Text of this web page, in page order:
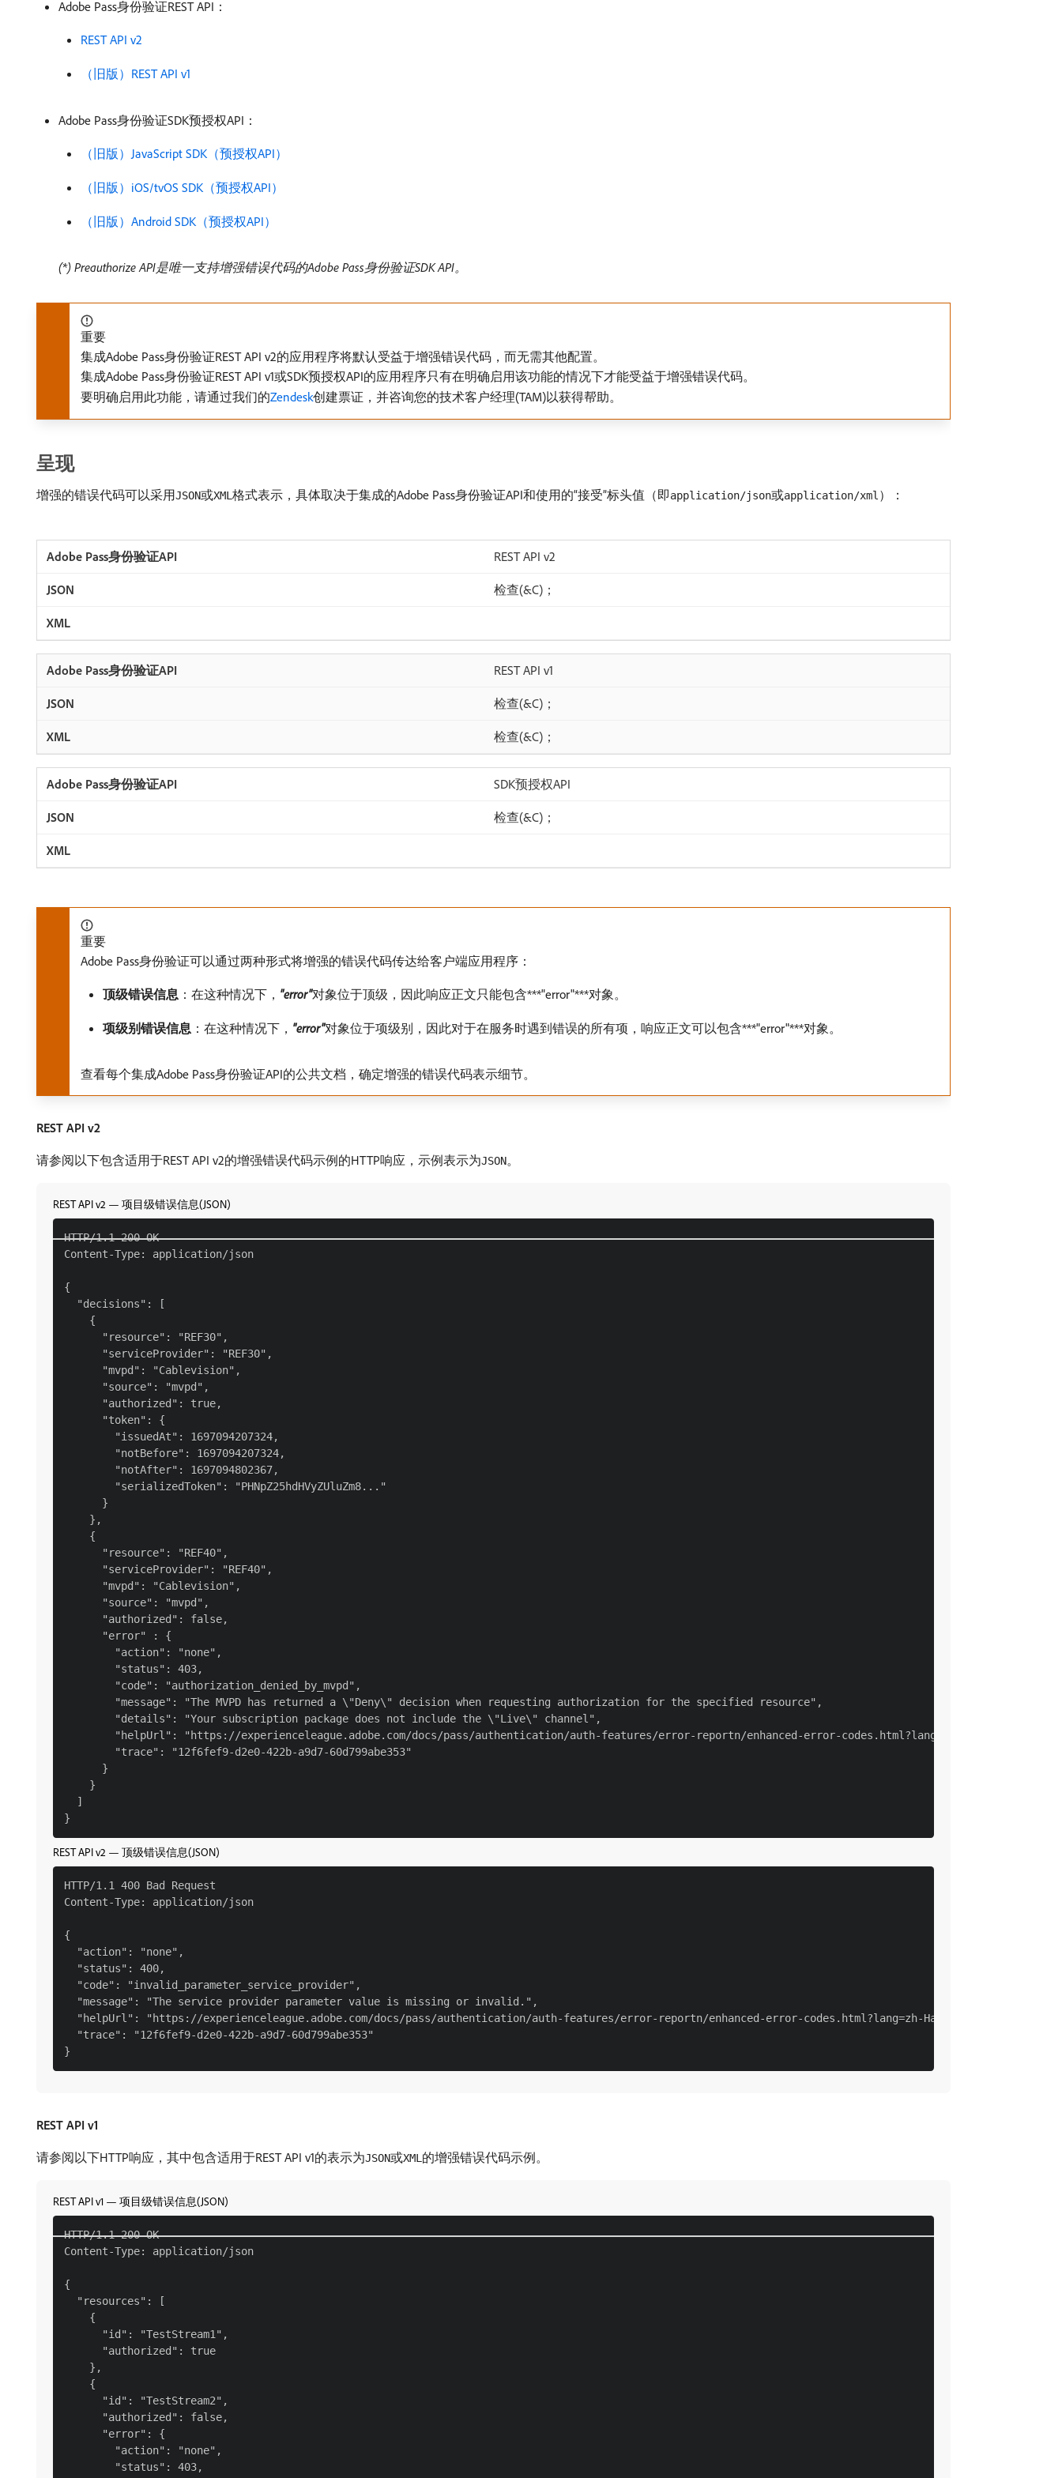
Adobe Pass身份验证REST API：
REST API v2
（旧版）REST API v1
Adobe Pass身份验证SDK预授权API：
（旧版）JavaScript SDK（预授权API）
（旧版）iOS/tvOS SDK（预授权API）
（旧版）Android SDK（预授权API）
(*) Preauthorize API是唯一支持增强错误代码的Adobe Pass身份验证SDK API。
重要
集成Adobe Pass身份验证REST API v2的应用程序将默认受益于增强错误代码，而无需其他配置。
集成Adobe Pass身份验证REST API v1或SDK预授权API的应用程序只有在明确启用该功能的情况下才能受益于增强错误代码。
要明确启用此功能，请通过我们的Zendesk创建票证，并咨询您的技术客户经理(TAM)以获得帮助。
呈现
增强的错误代码可以采用JSON或XML 格式表示，具体取决于集成的Adobe Pass身份验证API和使用的“接受”标头值（即application/json或application/xml ）：
REST API v2
检查(&C)；
REST API v1
检查(&C)；
检查(&C)；
SDK预授权API
检查(&C)；
重要
Adobe Pass身份验证可以通过两种形式将增强的错误代码传达给客户端应用程序：
顶级错误信息 ：在这种情况下， "error"​对象位于顶级，因此响应正文只能包含​***"error"***​对象。
项级别错误信息 ：在这种情况下， "error"​对象位于项级别，因此对于在服务时遇到错误的所有项，响应正文可以包含​***"error"***​对象。
查看每个集成Adobe Pass身份验证API的公共文档，确定增强的错误代码表示细节。
REST API v2
请参阅以下包含适用于REST API v2的增强错误代码示例的HTTP响应，示例表示为JSON。
REST API v2 — 项目级错误信息(JSON)
HTTP/1.1 200 OK
Content-Type: application/json
{
  "decisions": [
    {
      "resource": "REF30",
      "serviceProvider": "REF30",
      "mvpd": "Cablevision",
      "source": "mvpd",
      "authorized": true,
      "token": {
        "issuedAt": 1697094207324,
        "notBefore": 1697094207324,
        "notAfter": 1697094802367,
        "serializedToken": "PHNpZ25hdHVyZUluZm8..."
      }
    },
    {
      "resource": "REF40",
      "serviceProvider": "REF40",
      "mvpd": "Cablevision",
      "source": "mvpd",
      "authorized": false,
      "error" : {
        "action": "none",
        "status": 403,
        "code": "authorization_denied_by_mvpd",
        "message": "The MVPD has returned a \"Deny\" decision when requesting authorization for the specified resource",
        "details": "Your subscription package does not include the \"Live\" channel",
        "helpUrl": "https://experienceleague.adobe.com/docs/pass/authentication/auth-features/error-reportn/enhanced-error-codes.html?lang=zh-Hans",
        "trace": "12f6fef9-d2e0-422b-a9d7-60d799abe353"
      }
    }
  ]
REST API v2 — 顶级错误信息(JSON)
HTTP/1.1 400 Bad Request
Content-Type: application/json
{
  "action": "none",
  "status": 400,
  "code": "invalid_parameter_service_provider",
  "message": "The service provider parameter value is missing or invalid.",
  "helpUrl": "https://experienceleague.adobe.com/docs/pass/authentication/auth-features/error-reportn/enhanced-error-codes.html?lang=zh-Hans",
  "trace": "12f6fef9-d2e0-422b-a9d7-60d799abe353"
REST API v1
请参阅以下HTTP响应，其中包含适用于REST API v1的表示为JSON或XML 的增强错误代码示例。
REST API v1 — 项目级错误信息(JSON)
HTTP/1.1 200 OK
Content-Type: application/json
{
  "resources": [
    {
      "id": "TestStream1",
      "authorized": true
    },
    {
      "id": "TestStream2",
      "authorized": false,
      "error": {
        "action": "none",
        "status": 403,